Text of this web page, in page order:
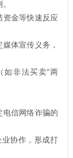
资金等快速反应
体宣传义务，
如非法买卖“两
电信网络诈骗的
协作，形成打